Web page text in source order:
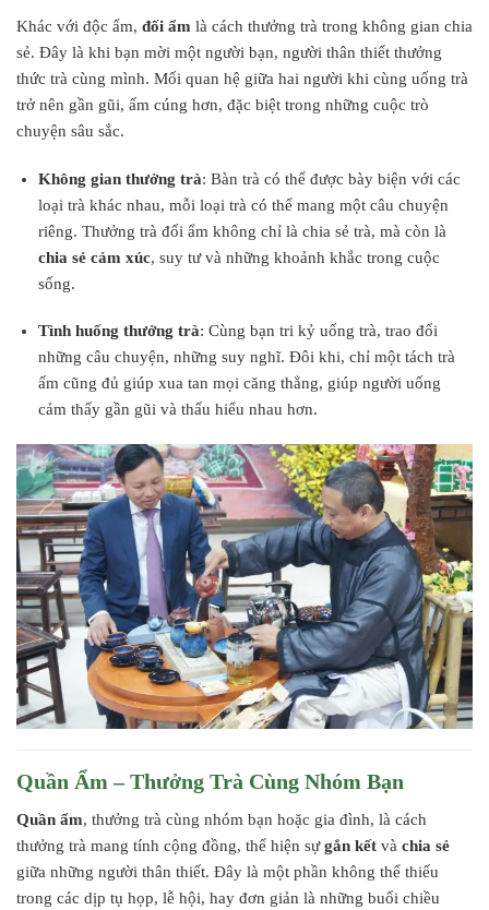
Khác với độc ẩm, đối ẩm là cách thưởng trà trong không gian chia
sẻ. Đây là khi bạn mời một người bạn, người thân thiết thưởng
thức trà cùng mình. Mối quan hệ giữa hai người khi cùng uống trà
trở nên gần gũi, ấm cúng hơn, đặc biệt trong những cuộc trò
chuyện sâu sắc.
Không gian thưởng trà: Bàn trà có thể được bày biện với các
loại trà khác nhau, mỗi loại trà có thể mang một câu chuyện
riêng. Thưởng trà đối ẩm không chỉ là chia sẻ trà, mà còn là
chia sẻ cảm xúc, suy tư và những khoảnh khắc trong cuộc
sống.
Tình huống thưởng trà: Cùng bạn tri kỷ uống trà, trao đổi
những câu chuyện, những suy nghĩ. Đôi khi, chỉ một tách trà
ấm cũng đủ giúp xua tan mọi căng thẳng, giúp người uống
cảm thấy gần gũi và thấu hiểu nhau hơn.
Quần Ẩm – Thưởng Trà Cùng Nhóm Bạn
Quần ẩm, thưởng trà cùng nhóm bạn hoặc gia đình, là cách
thưởng trà mang tính cộng đồng, thể hiện sựgắn kết và chia sẻ
giữa những người thân thiết. Đây là một phần không thể thiếu
trong các dịp tụ họp, lễ hội, hay đơn giản là những buổi chiều